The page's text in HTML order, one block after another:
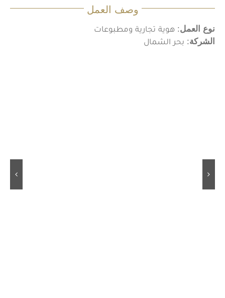
وصف العمل
نوع العمل: هوية تجارية ومطبوعات
الشركة: بحر الشمال